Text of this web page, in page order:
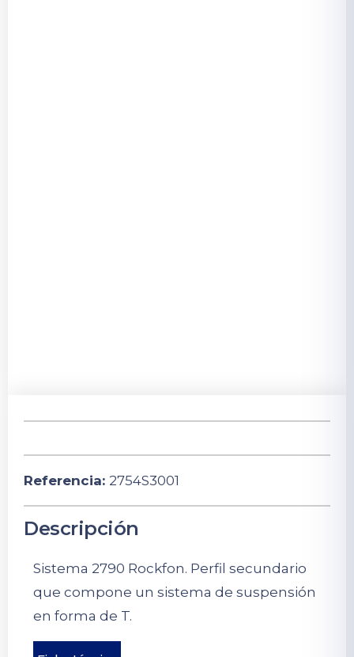
Referencia: 2754S3001
Descripción
Sistema 2790 Rockfon. Perfil secundario
que compone un sistema de suspensión
en forma de T.